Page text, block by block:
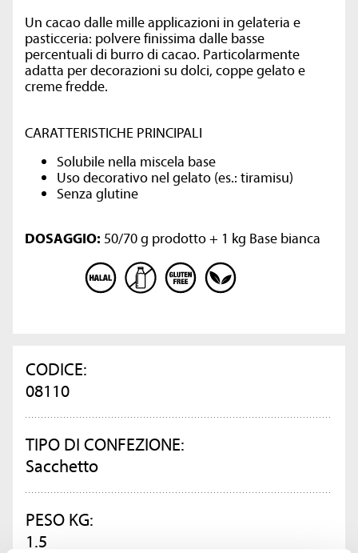
Un cacao dalle mille applicazioni in gelateria e
pasticceria: polvere finissima dalle basse
percentuali di burro di cacao. Particolarmente
adatta per decorazioni su dolci, coppe gelato e
creme fredde.
CARATTERISTICHE PRINCIPALI
Solubile nella miscela base
Uso decorativo nel gelato (es.: tiramisu)
Senza glutine
DOSAGGIO: 50/70 g prodotto + 1 kg Base bianca
CODICE:
08110
TIPO DI CONFEZIONE:
Sacchetto
PESO KG:
1.5